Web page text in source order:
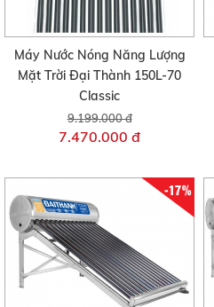
Máy Nước Nóng Năng Lượng
Mặt Trời Đại Thành 150L-70
Classic
9.199.000 đ
7.470.000 đ
-17%